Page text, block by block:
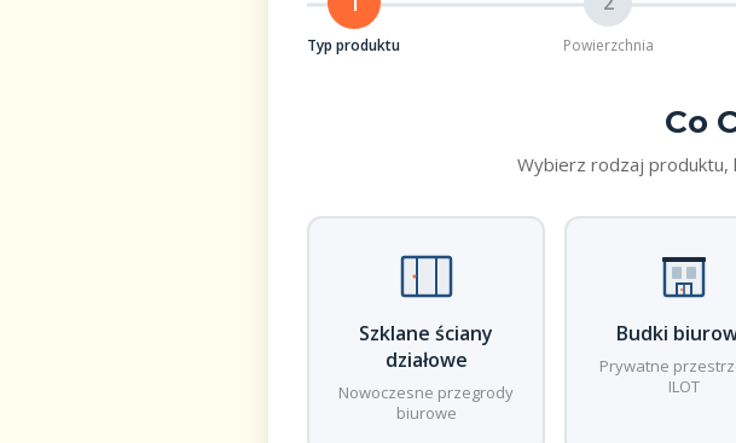
Typ produktu Powierzchnia
Co
Wybierz rodzaj
Szklane ściany
działowe
Nowoczesne przegrody
biurowe
Budki
Prywatne
ILOT